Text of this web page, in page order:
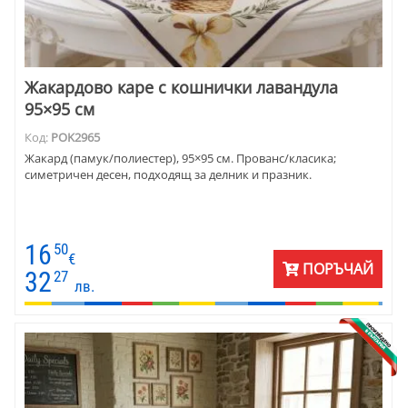
Жакардово каре с кошнички лавандула
95×95 см
Код: POK2965
Жакард (памук/полиестер), 95×95 см. Прованс/класика;
симетричен десен, подходящ за делник и празник.
16 50
€
3227
лв.
ПОРЪЧАЙ